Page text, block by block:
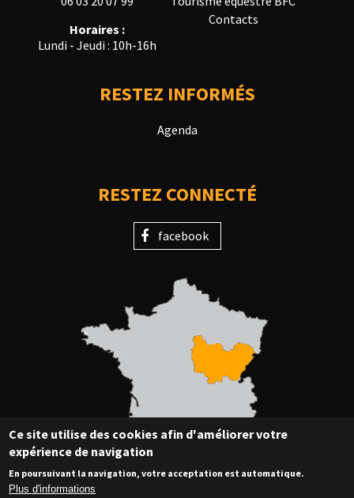
Horaires :
Lundi - Jeudi : 10h-16h
Contacts
RESTEZ INFORMÉS
Agenda
RESTEZ CONNECTÉ
facebook
Ce site utilise des cookies afin d'améliorer votre
expérience de navigation
En poursuivant la navigation, votre acceptation est automatique.
Plus d'informations